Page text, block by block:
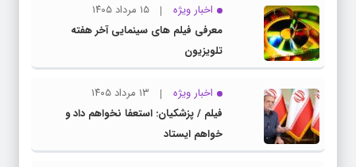
اخبار ویژه
۱۵ مرداد ۱۴۰۵
معرفی فیلم های سینمایی آخر هفته
تلویزیون
اخبار ویژه
۱۳ مرداد ۱۴۰۵
فیلم / پزشکیان: استعفا نخواهم داد و
خواهم ایستاد